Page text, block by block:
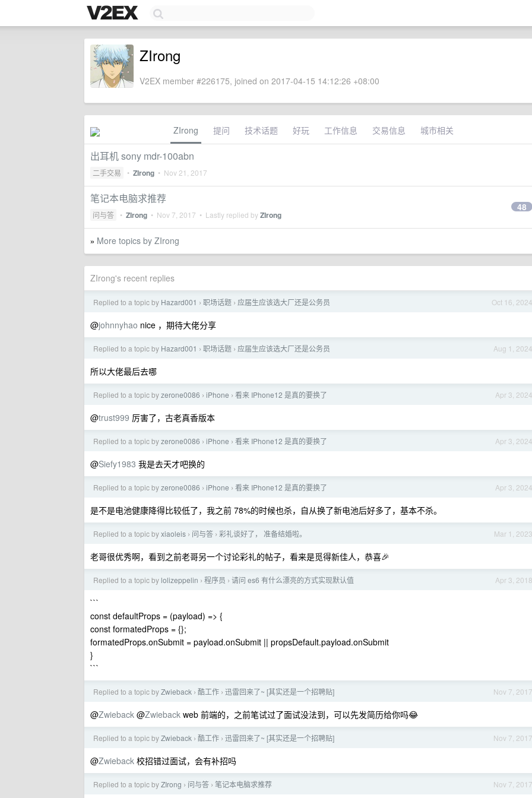
ZIrong
V2EX member #226175, joined on 2017-04-15 14:12:26 +08:00
ZIrong 提问 技术话题 好玩 工作信息 交易信息 城市相关
出耳机 sony mdr-100abn
二手交易 • ZIrong • Nov 21, 2017
笔记本电脑求推荐
问与答 • ZIrong • Nov 7, 2017 • Lastly replied byZIrong
48
» More topics by ZIrong
ZIrong's recent replies
Oct 16, 2024
Replied to a topic by Hazard001 › 职场话题 › 应届生应该选大厂还是公务员
@johnnyhao nice ，期待大佬分享
Aug 1, 2024
Replied to a topic by Hazard001 › 职场话题 › 应届生应该选大厂还是公务员
所以大佬最后去哪
Apr 3, 2024
Replied to a topic byzerone0086 › iPhone › 看来 IPhone12 是真的要换了
@trust999 厉害了，古老真香版本
Apr 3, 2024
Replied to a topic byzerone0086 › iPhone › 看来 IPhone12 是真的要换了
@Siefy1983 我是去天才吧换的
Apr 3, 2024
Replied to a topic byzerone0086 › iPhone › 看来 IPhone12 是真的要换了
是不是电池健康降得比较低了，我之前 78%的时候也杀，自从换了新电池后好多了，基本不杀。
Mar 1, 2023
Replied to a topic byxiaoleis › 问与答 › 彩礼谈好了， 准备结婚啦。
老哥很优秀啊，看到之前老哥另一个讨论彩礼的帖子，看来是觅得新佳人，恭喜🎉
Apr 3, 2018
Replied to a topic by lolizeppelin › 程序员 › 请问 es6 有什么漂亮的方式实现默认值
```
const defaultProps = (payload) => {
const formatedProps = {};
formatedProps.onSubmit = payload.onSubmit || propsDefault.payload.onSubmit
}
```
Nov 7, 2017
Replied to a topic byZwieback › 酷工作 › 迅雷回来了~ [其实还是一个招聘贴]
@Zwieback @Zwieback web 前端的，之前笔试过了面试没法到，可以先发简历给你吗😂
Nov 7, 2017
Replied to a topic byZwieback › 酷工作 › 迅雷回来了~ [其实还是一个招聘贴]
@Zwieback 校招错过面试，会有补招吗
Nov 7, 2017
Replied to a topic byZIrong › 问与答 › 笔记本电脑求推荐